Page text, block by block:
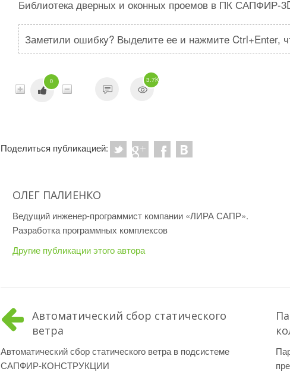
Библиотека дверных и оконных проемов в ПК САПФИР-
Заметили ошибку? Выделите ее и нажмите Ctrl+Enter,
0 3.7K
Поделиться публикацией:
ОЛЕГ ПАЛИЕНКО
Ведущий инженер-программист компании «ЛИРА САПР».
Разработка программных комплексов
Другие публикации этого автора
Автоматический сбор статического
ветра
Автоматический сбор статического ветра в подсистеме
САПФИР-КОНСТРУКЦИИ